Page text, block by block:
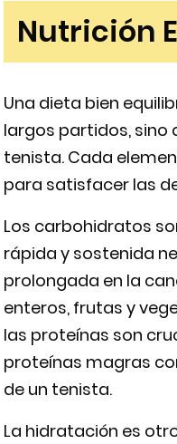
Nutrición
Una dieta bien
largos partidos, sino
tenista. Cada
para satisfacer las
Los carbohidratos
rápida y sostenida
prolongada en la
enteros, frutas y
las proteínas son
proteínas magras
de un tenista.
La hidratación es